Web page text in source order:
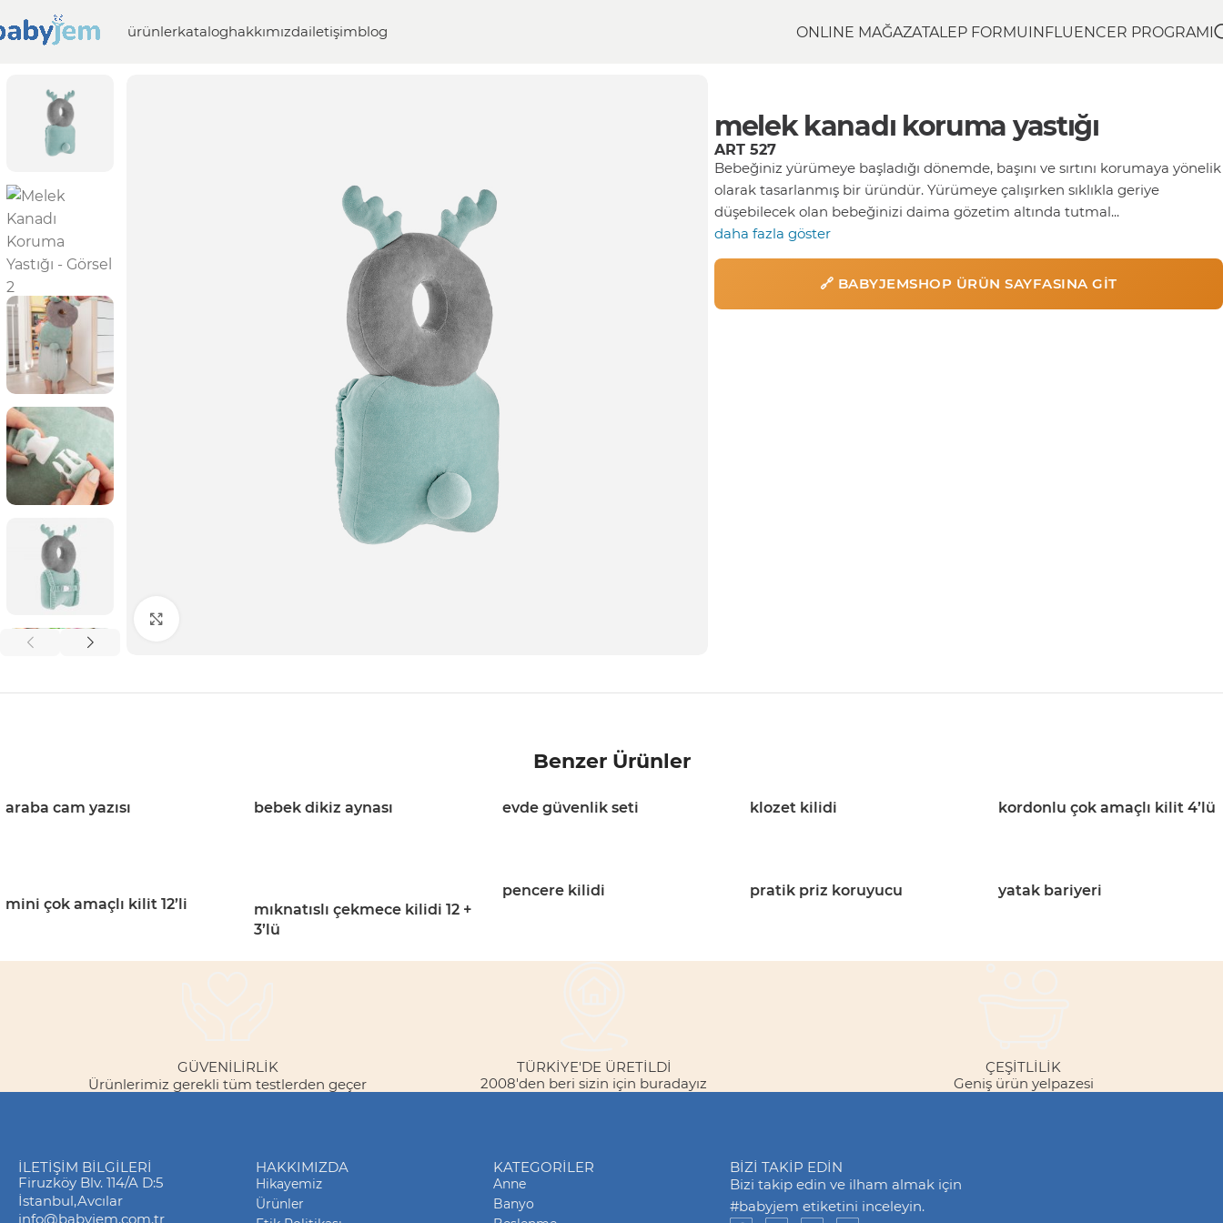
ürünlerkataloghakkımızdailetişimblog ONLINE MAĞAZATALEP FORMUINFLUENCER PROGRAMI
melek kanadı koruma yastığı
ART 527
Bebeğiniz yürümeye başladığı dönemde, başını ve sırtını korumaya yönelik
olarak tasarlanmış bir üründür. Yürümeye çalışırken sıklıkla geriye
düşebilecek olan bebeğinizi daima gözetim altında tutmal...
daha fazla göster
🔗 BABYJEMSHOP ÜRÜN SAYFASINA GIT
Benzer Ürünler
araba cam yazısı bebek dikiz aynası evde güvenlik seti klozet kilidi kordonlu çok amaçlı kilit 4’lü
mini çok amaçlı kilit 12’li
mıknatıslı çekmece kilidi 12 +
3’lü
pencere kilidi pratik priz koruyucu yatak bariyeri
GÜVENILIRLIK
Ürünlerimiz gerekli tüm testlerden geçer
TÜRKİYE'DE ÜRETİLDİ
2008'den beri sizin için buradayız
ÇEŞITLILIK
Geniş ürün yelpazesi
İLETIŞIM BILGILERI
Firuzköy Blv. 114/A D:5
İstanbul,Avcılar
info@babyjem.com.tr
HAKKIMIZDA
Hikayemiz
Ürünler
KATEGORILER
Anne
Banyo
BİZİ TAKİP EDİN
Bizi takip edin ve ilham almak için
#babyjem etiketini inceleyin.